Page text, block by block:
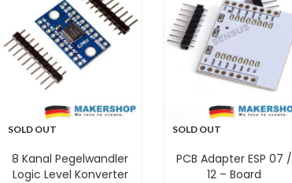
SOLD OUT
8 Kanal Pegelwandler
Logic Level Konverter
SOLD OUT
PCB Adapter ESP 07 /
12 – Board